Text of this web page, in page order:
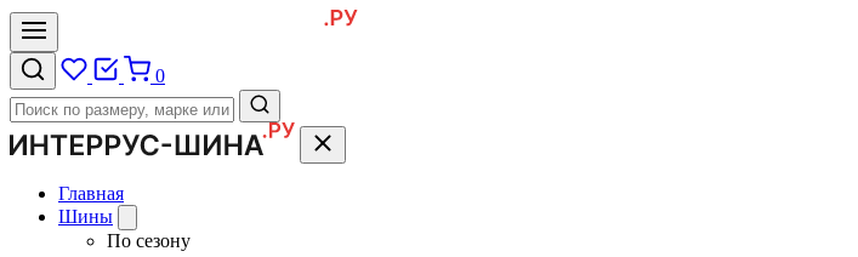
0
Главная
Шины
По сезону